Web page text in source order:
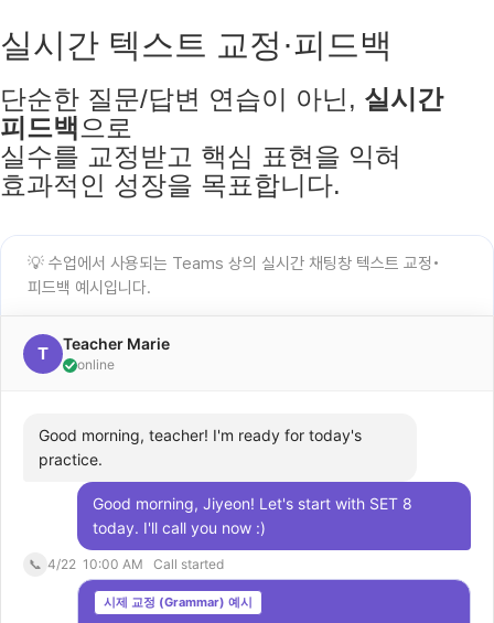
실시간 텍스트 교정·피드백
단순한 질문/답변 연습이 아닌, 실시간
피드백 으로
실수를 교정받고 핵심 표현을 익혀
효과적인 성장을 목표합니다.
💡 수업에서 사용되는 Teams 상의 실시간 채팅창 텍스트 교정•
피드백 예시입니다.
T Teacher Marie
online
Good morning, teacher! I'm ready for today's
practice.
Good morning, Jiyeon! Let's start with SET 8
today. I'll call you now :)
📞 4/22 10:00 AM Call started
시제 교정 (Grammar) 예시